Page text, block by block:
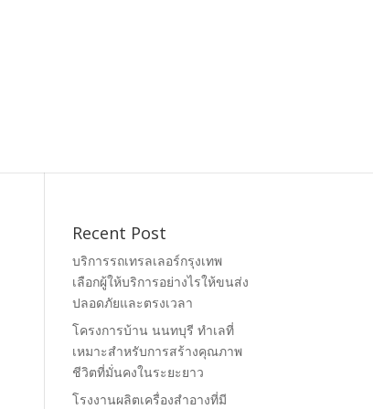
Recent Post
บริการรถเทรลเลอร์กรุงเทพ
เลือกผู้ให้บริการอย่างไรให้ขนส่ง
ปลอดภัยและตรงเวลา
โครงการบ้าน นนทบุรี ทำเลที่
เหมาะสำหรับการสร้างคุณภาพ
ชีวิตที่มั่นคงในระยะยาว
โรงงานผลิตเครื่องสำอางที่มี